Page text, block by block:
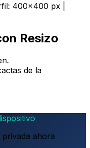
400×400 px |
Resizo
de la
privada ahora